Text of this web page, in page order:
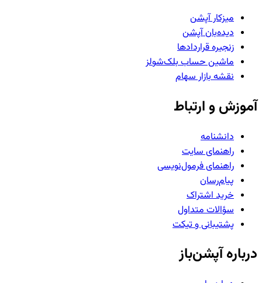
میزکار آپشن
دیده‌بان آپشن
زنجیره قراردادها
ماشین حساب بلک‌شولز
نقشه بازار سهام
آموزش و ارتباط
دانشنامه
راهنمای سایت
راهنمای فرمول‌نویسی
پیام‌رسان
خرید اشتراک
سؤالات متداول
پشتیبانی و تیکت
درباره آپشن‌باز